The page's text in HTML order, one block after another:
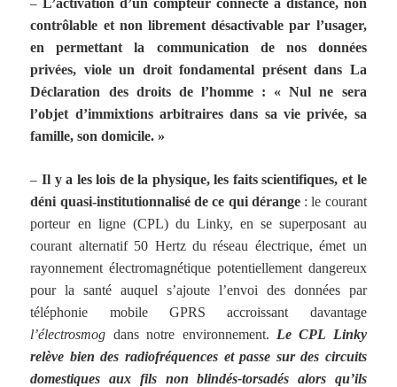
L’activation d’un compteur connecté à distance, non
contrôlable et non librement désactivable par l’usager,
en permettant la communication de nos données
privées, viole un droit fondamental présent dans La
Déclaration des droits de l’homme : « Nul ne sera
l’objet d’immixtions arbitraires dans sa vie privée, sa
famille, son domicile. »
– Il y a les lois de la physique, les faits scientifiques, et le
déni quasi-institutionnalisé de ce qui dérange: le courant
porteur en ligne (CPL) du Linky, en se superposant au
courant alternatif 50 Hertz du réseau électrique, émet un
rayonnement électromagnétique potentiellement dangereux
pour la santé auquel s’ajoute l’envoi des données par
téléphonie mobile GPRS accroissant davantage
l’électrosmog dans notre environnement. Le CPL Linky
relève bien des radiofréquences et passe sur des circuits
domestiques aux fils non blindés-torsadés alors qu’ils